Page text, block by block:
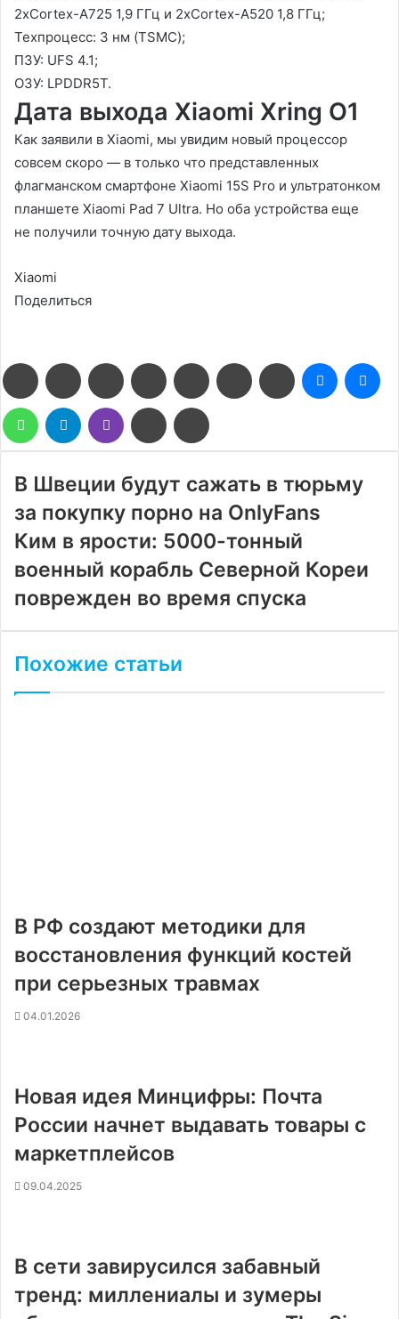
2хCortex-A725 1,9 ГГц и 2хCortex-A520 1,8 ГГц;
Техпроцесс: 3 нм (TSMC);
ПЗУ: UFS 4.1;
ОЗУ: LPDDR5T.
Дата выхода Xiaomi Xring O1
Как заявили в Xiaomi, мы увидим новый процессор
совсем скоро — в только что представленных
флагманском смартфоне Xiaomi 15S Pro и ультратонком
планшете Xiaomi Pad 7 Ultra. Но оба устройства еще
не получили точную дату выхода.
Xiaomi
Поделиться
FacebookTwitter LinkedIn Pinterest Reddit ВконтактеОдноклассники
Messenger
WhatsAppTelegram Viber
Поделиться
через
электронную
В Швеции будут сажать в тюрьму
за покупку порно на OnlyFans
Ким в ярости: 5000-тонный
военный корабль Северной Кореи
поврежден во время спуска
Похожие статьи
В РФ создают методики для
восстановления функций костей
при серьезных травмах
04.01.2026
Новая идея Минцифры: Почта
России начнет выдавать товары с
маркетплейсов
09.04.2025
В сети завирусился забавный
тренд: миллениалы и зумеры